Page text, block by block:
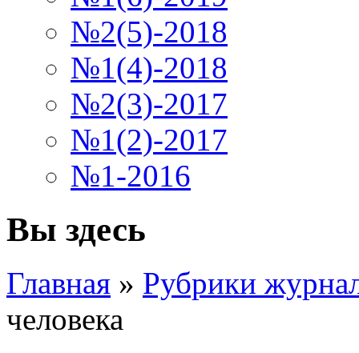
№2(5)-2018
№1(4)-2018
№2(3)-2017
№1(2)-2017
№1-2016
Вы здесь
Главная » Рубрики
человека